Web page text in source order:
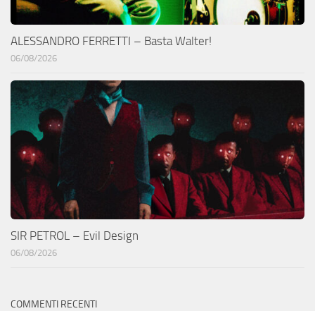
ALESSANDRO FERRETTI – Basta Walter!
06/08/2026
SIR PETROL – Evil Design
06/08/2026
COMMENTI RECENTI